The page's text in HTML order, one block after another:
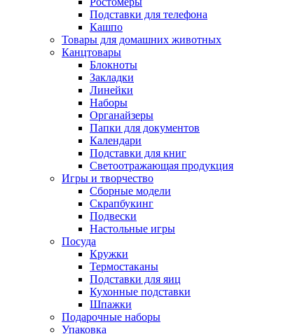
Подставки для телефона
Кашпо
Товары для домашних животных
Канцтовары
Блокноты
Закладки
Линейки
Наборы
Органайзеры
Папки для документов
Календари
Подставки для книг
Светоотражающая продукция
Игры и творчество
Сборные модели
Скрапбукинг
Подвески
Настольные игры
Посуда
Кружки
Термостаканы
Подставки для яиц
Кухонные подставки
Шпажки
Подарочные наборы
Упаковка